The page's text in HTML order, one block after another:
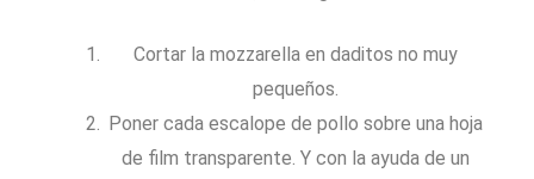
Cortar la mozzarella en daditos no muy
pequeños.
Poner cada escalope de pollo sobre una hoja
de film transparente. Y con la ayuda de un